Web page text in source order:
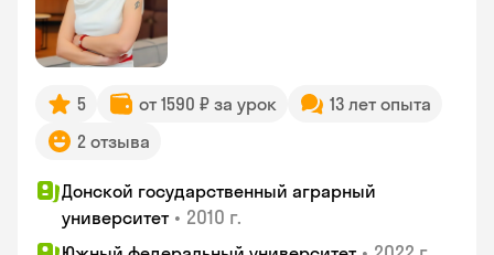
5 от 1590 ₽ за урок
13 лет опыта
2 отзыва
Донской государственный аграрный
университет • 2010 г.